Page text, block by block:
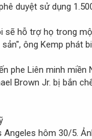
duyệt sử dụng
hỗ trợ họ trong
ông Kemp phát
phe Liên minh
Brown Jr. bị bắn
hôm 30/5.